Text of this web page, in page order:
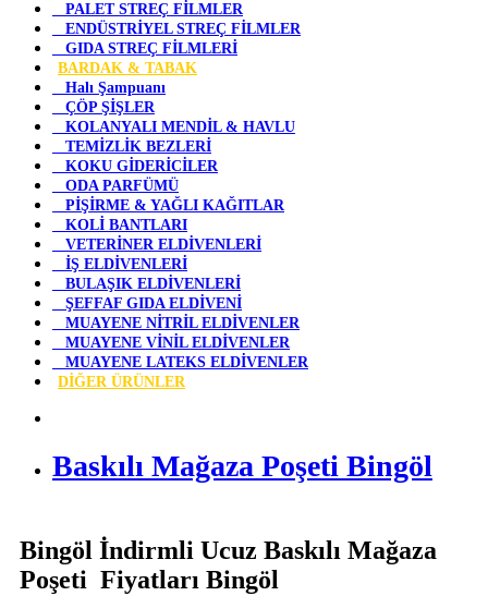
PALET STREÇ FİLMLER
ENDÜSTRİYEL STREÇ FİLMLER
GIDA STREÇ FİLMLERİ
BARDAK & TABAK
Halı Şampuanı
ÇÖP ŞİŞLER
KOLANYALI MENDİL & HAVLU
TEMİZLİK BEZLERİ
KOKU GİDERİCİLER
ODA PARFÜMÜ
PİŞİRME & YAĞLI KAĞITLAR
KOLİ BANTLARI
VETERİNER ELDİVENLERİ
İŞ ELDİVENLERİ
BULAŞIK ELDİVENLERİ
ŞEFFAF GIDA ELDİVENİ
MUAYENE NİTRİL ELDİVENLER
MUAYENE VİNİL ELDİVENLER
MUAYENE LATEKS ELDİVENLER
DİĞER ÜRÜNLER
Baskılı Mağaza Poşeti Bingöl
Bingöl İndirmli Ucuz Baskılı Mağaza
Poşeti Fiyatları Bingöl